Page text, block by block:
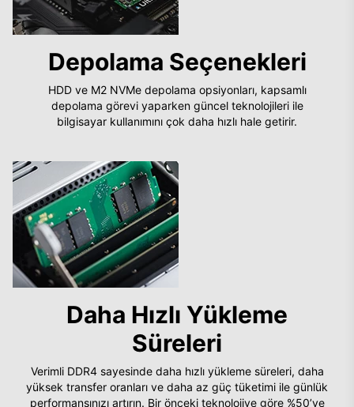
Depolama Seçenekleri
HDD ve M2 NVMe depolama opsiyonları, kapsamlı
depolama görevi yaparken güncel teknolojileri ile
bilgisayar kullanımını çok daha hızlı hale getirir.
Daha Hızlı Yükleme
Süreleri
Verimli DDR4 sayesinde daha hızlı yükleme süreleri, daha
yüksek transfer oranları ve daha az güç tüketimi ile günlük
performansınızı artırın. Bir önceki teknolojiye göre %50’ye